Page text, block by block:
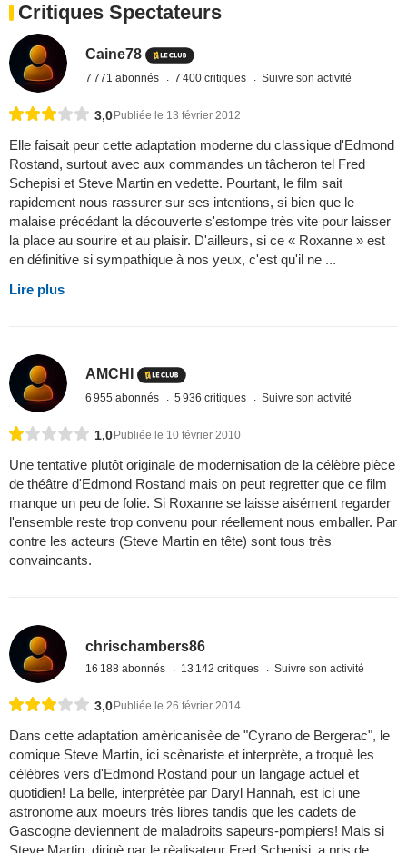
Critiques Spectateurs
Caine78
7 771 abonnés 7 400 critiques Suivre son activité
3,0Publiée le 13 février 2012
Elle faisait peur cette adaptation moderne du classique d'Edmond
Rostand, surtout avec aux commandes un tâcheron tel Fred
Schepisi et Steve Martin en vedette. Pourtant, le film sait
rapidement nous rassurer sur ses intentions, si bien que le
malaise précédant la découverte s'estompe très vite pour laisser
la place au sourire et au plaisir. D'ailleurs, si ce « Roxanne » est
en définitive si sympathique à nos yeux, c'est qu'il ne ...
Lire plus
AMCHI
6 955 abonnés 5 936 critiques Suivre son activité
1,0 Publiée le 10 février 2010
Une tentative plutôt originale de modernisation de la célèbre pièce
de théâtre d'Edmond Rostand mais on peut regretter que ce film
manque un peu de folie. Si Roxanne se laisse aisément regarder
l'ensemble reste trop convenu pour réellement nous emballer. Par
contre les acteurs (Steve Martin en tête) sont tous très
convaincants.
chrischambers86
16 188 abonnés 13 142 critiques Suivre son activité
3,0 Publiée le 26 février 2014
Dans cette adaptation amèricanisèe de "Cyrano de Bergerac", le
comique Steve Martin, ici scènariste et interprète, a troquè les
cèlèbres vers d'Edmond Rostand pour un langage actuel et
quotidien! La belle, interprètèe par Daryl Hannah, est ici une
astronome aux moeurs très libres tandis que les cadets de
Gascogne deviennent de maladroits sapeurs-pompiers! Mais si